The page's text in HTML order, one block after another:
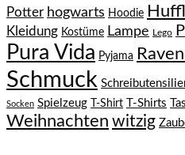
Potter hogwarts Hoodie
Kleidung Kostüme Lampe Lego
Pura Vida Pyjama
Schmuck
Socken Spielzeug T-Shirt T-Shirts
Weihnachten witzig